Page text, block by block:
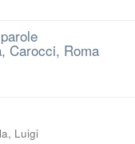
Carocci, Roma
Luigi